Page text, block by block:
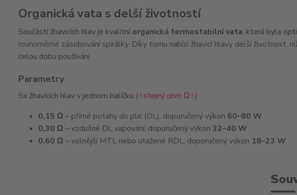
Organická vata s delší životností
Součástí žhavicích hlav je kvalitníorganická termostabilní vata, která byla
rovnoměrné zásobování spirálky. Díky tomu nabízí žhavicí hlavy delší životnost,
celou dobu používání.
Parametry
5x žhavících hlav v jednom balíčku ( ! stejný ohm Ω ! )
0,15 Ω – přímé potahy do plic (DL), doporučený výkon 60–80 W
0,30 Ω – vzdušné DL vapování, doporučený výkon 32–40 W
0,60 Ω – volnější MTL nebo utažené RDL, doporučený výkon 18–23 W